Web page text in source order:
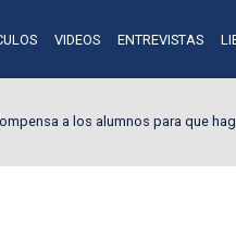
VIDEOS ENTREVISTAS
a los alumnos para que